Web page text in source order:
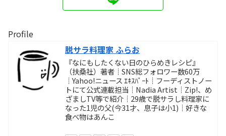
Profile
脱サラ料理家 ふらお
『なにもしたくない日のひらめきレシピ』
（扶桑社）著者┊SNS総フォロワー数60万
┊Yahoo!ニュース ｴｷｽﾊﾟｰﾄ┊フーディストノー
トにて公式連載担当┊Nadia Artist┊Zip!、め
ざましTV等で紹介┊29歳で脱サラし料理家に
なった1児の父(今31才、息子は小1)┊好きな
食べ物はあんこ